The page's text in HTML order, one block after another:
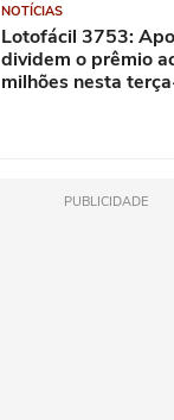
NOTÍCIAS
Lotofácil 3753:
dividem o prêmio
milhões nesta
PUBLICIDADE